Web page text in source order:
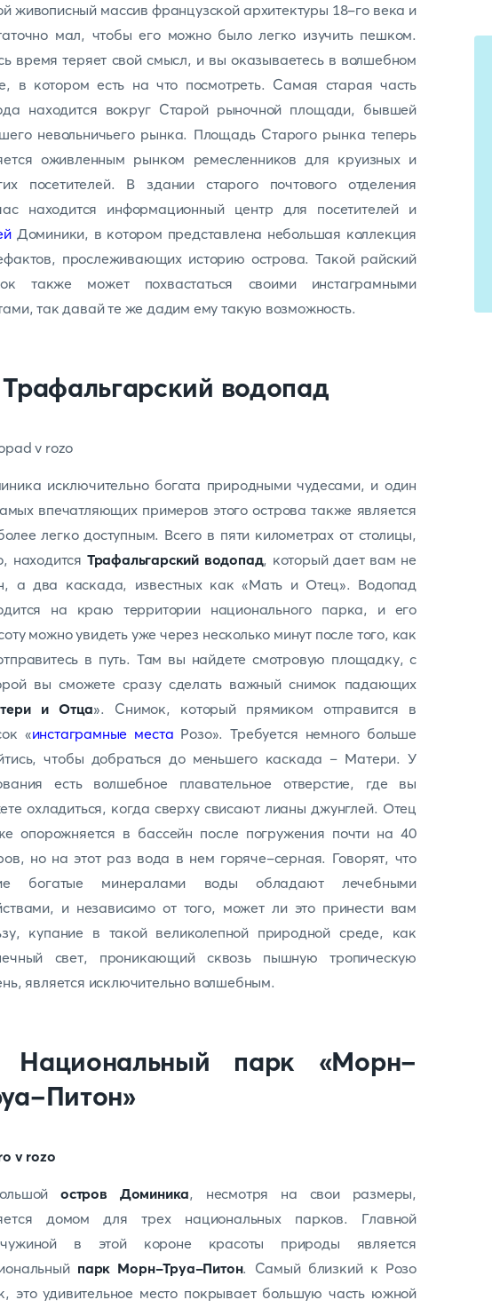
живописный массив французской архитектуры 18-го века и
мал, чтобы его можно было легко изучить пешком.
время теряет свой смысл, и вы оказываетесь в волшебном
в котором есть на что посмотреть. Самая старая часть
находится вокруг Старой рыночной площади, бывшей
невольничьего рынка. Площадь Старого рынка теперь
оживленным рынком ремесленников для круизных и
посетителей. В здании старого почтового отделения
находится информационный центр для посетителей и
Доминики, в котором представлена небольшая коллекция
прослеживающих историю острова. Такой райский
также может похвастаться своими инстаграмными
так давай те же дадим ему такую возможность.
водопад
исключительно богата природными чудесами, и один
впечатляющих примеров этого острова также является
легко доступным. Всего в пяти километрах от столицы,
находится Трафальгарский водопад, который дает вам не
а два каскада, известных как «Мать и Отец». Водопад
на краю территории национального парка, и его
можно увидеть уже через несколько минут после того, как
в путь. Там вы найдете смотровую площадку, с
вы сможете сразу сделать важный снимок падающих
и Отца». Снимок, который прямиком отправится в
«инстаграмные места Розо». Требуется немного больше
чтобы добраться до меньшего каскада – Матери. У
есть волшебное плавательное отверстие, где вы
охладиться, когда сверху свисают лианы джунглей. Отец
опорожняется в бассейн после погружения почти на 40
но на этот раз вода в нем горяче-серная. Говорят, что
богатые минералами воды обладают лечебными
и независимо от того, может ли это принести вам
купание в такой великолепной природной среде, как
свет, проникающий сквозь пышную тропическую
является исключительно волшебным.
Национальный парк «Морн-
Питон»
остров Доминика, несмотря на свои размеры,
домом для трех национальных парков. Главной
в этой короне красоты природы является
парк Морн-Труа-Питон. Самый близкий к Розо
это удивительное место покрывает большую часть южной